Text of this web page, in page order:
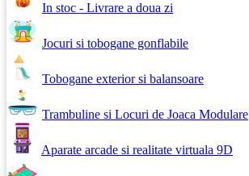
In stoc - Livrare a doua zi
Jocuri si tobogane gonflabile
Tobogane exterior si balansoare
Trambuline si Locuri de Joaca Modulare
Aparate arcade si realitate virtuala 9D